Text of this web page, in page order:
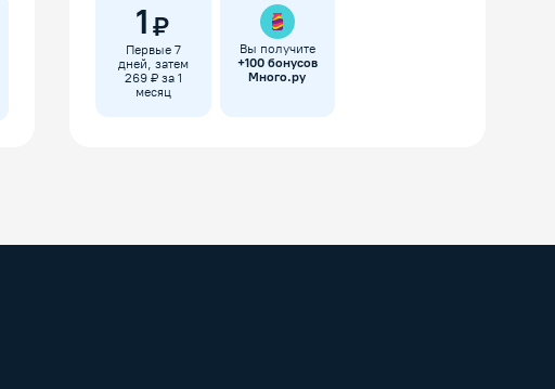
1 ₽
Первые 7
дней, затем
269 ₽ за 1
месяц
Вы получите
+100бонусов
Много.ру